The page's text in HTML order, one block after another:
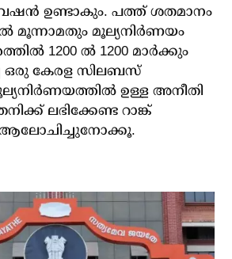
ഉണ്ടാകും. പത്ത് ശതമാനം
മൂന്നാമതും മൂല്യനിർണയം
1200 ൽ 1200 മാർക്കും
ഒരു കേരള സിലബസ്
ഉള്ള അനീതി
ലഭിക്കേണ്ട റാങ്ക്
ആലോചിച്ചുനോക്കൂ.